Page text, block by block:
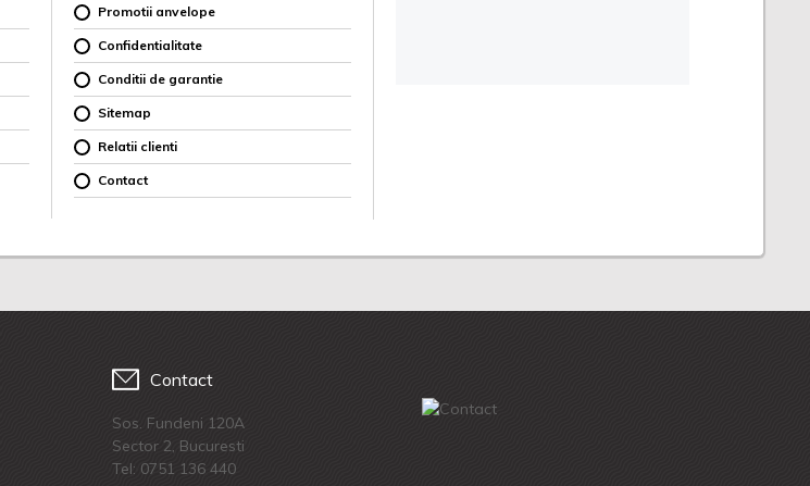
Promotii anvelope
Confidentialitate
Conditii de garantie
Sitemap
Relatii clienti
Contact
Contact
Sos. Fundeni 120A
Sector 2, Bucuresti
Tel: 0751 136 440